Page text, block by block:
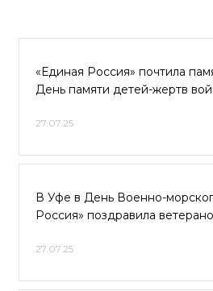
«Единая Россия» почтила
День памяти детей-жертв
27.07.25
В Уфе в День Военно-
Россия» поздравила
27.07.25